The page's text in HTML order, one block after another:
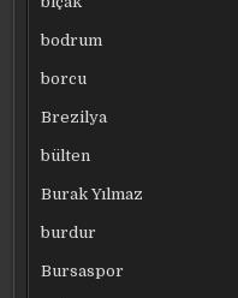
bodrum
borcu
Brezilya
bülten
Burak Yılmaz
burdur
Bursaspor